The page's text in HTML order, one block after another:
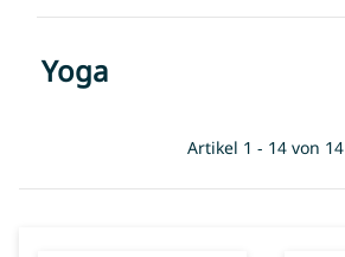
Yoga
Artikel 1 - 14 von 14